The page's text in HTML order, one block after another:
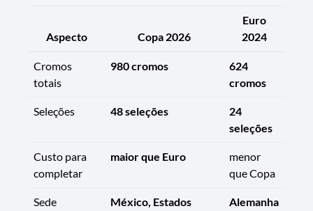
Aspecto Copa 2026
Euro
2024
Cromos
totais
980 cromos
624
cromos
Seleções 48 seleções
24
seleções
Custo para
completar
maior que Euro
menor
que Copa
Sede
México, Estados
Alemanha